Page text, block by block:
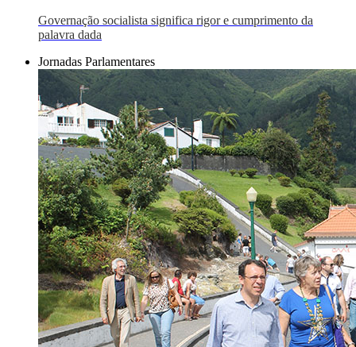
Governação socialista significa rigor e cumprimento da
palavra dada
Jornadas Parlamentares